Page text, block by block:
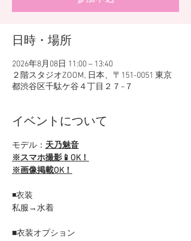
日時・場所
2026年8月08日 11:00 – 13:40
２階スタジオZOOM, 日本、〒151-0051 東京
都渋谷区千駄ケ谷４丁目２７−７
イベントについて
モデル： 天乃魅音
※スマホ撮影📱OK！
※画像掲載OK！
◾️衣装
私服→水着
■衣装オプション